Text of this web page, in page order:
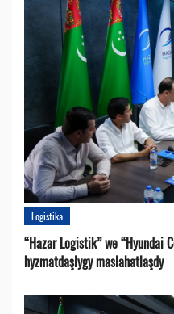
Logistika
“Hazar Logistik” we “Hyundai
hyzmatdaşlygy maslahatlaşdy